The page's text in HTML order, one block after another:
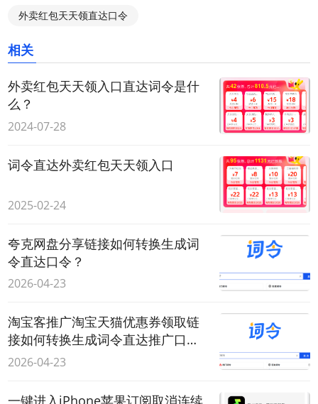
外卖红包天天领直达口令
相关
外卖红包天天领入口直达词令是什
么？
2024-07-28
词令直达外卖红包天天领入口
2025-02-24
夸克网盘分享链接如何转换生成词
令直达口令？
2026-04-23
淘宝客推广淘宝天猫优惠券领取链
接如何转换生成词令直达推广口
令？
2026-04-23